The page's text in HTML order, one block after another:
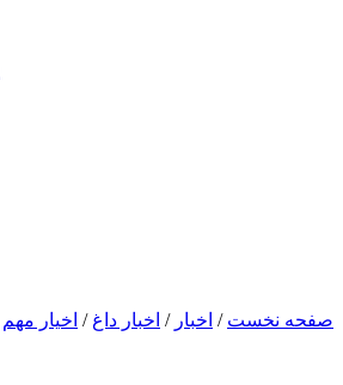
صفحه نخست / اخبار / اخبار داغ / اخیار مهم